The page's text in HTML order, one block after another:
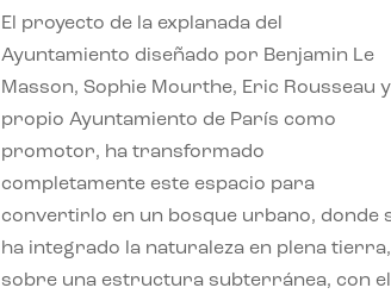
El proyecto de la explanada del
Ayuntamiento diseñado por Benjamin Le
Masson, Sophie Mourthe, Eric Rousseau
propio Ayuntamiento de París como
promotor, ha transformado
completamente este espacio para
convertirlo en un bosque urbano, donde
ha integrado la naturaleza en plena tierra,
sobre una estructura subterránea, con el